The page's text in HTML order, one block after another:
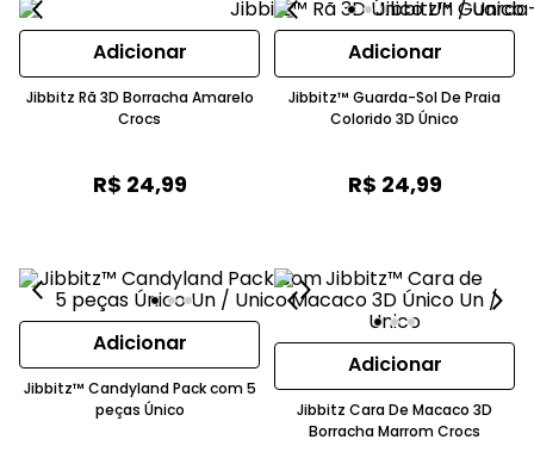
Adicionar
Jibbitz Rã 3D Borracha Amarelo
Crocs
R$ 24,99
Adicionar
Jibbitz™ Guarda-Sol De Praia
Colorido 3D Único
R$ 24,99
Adicionar
Jibbitz™ Candyland Pack com 5
peças Único
Adicionar
Jibbitz Cara De Macaco 3D
Borracha Marrom Crocs